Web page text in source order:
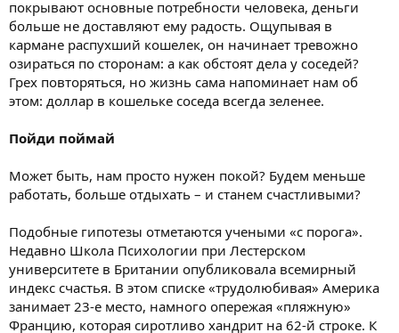
покрывают основные потребности человека, деньги
больше не доставляют ему радость. Ощупывая в
кармане распухший кошелек, он начинает тревожно
озираться по сторонам: а как обстоят дела у соседей?
Грех повторяться, но жизнь сама напоминает нам об
этом: доллар в кошельке соседа всегда зеленее.
Пойди поймай
Может быть, нам просто нужен покой? Будем меньше
работать, больше отдыхать – и станем счастливыми?
Подобные гипотезы отметаются учеными «с порога».
Недавно Школа Психологии при Лестерском
университете в Британии опубликовала всемирный
индекс счастья. В этом списке «трудолюбивая» Америка
занимает 23-е место, намного опережая «пляжную»
Францию, которая сиротливо хандрит на 62-й строке. К